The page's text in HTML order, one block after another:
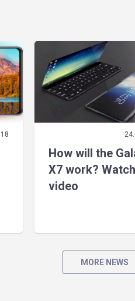
How will the
X7 work?
video
MORE NEWS